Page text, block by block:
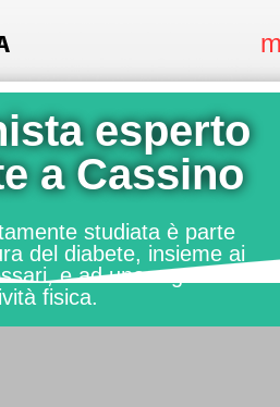
esperto
a Cassino
studiata è parte
del diabete, insieme ai
e ad una regolare
fisica.